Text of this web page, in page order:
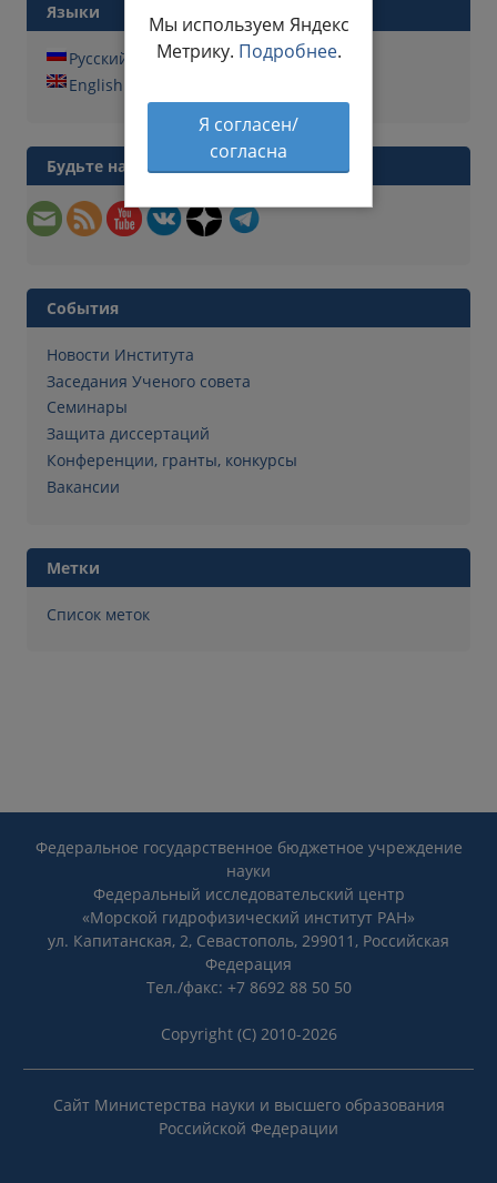
Языки
Русский
English
Будьте на связи
События
Новости Института
Заседания Ученого совета
Семинары
Защита диссертаций
Конференции, гранты, конкурсы
Вакансии
Метки
Список меток
Федеральное государственное бюджетное учреждение
науки
Федеральный исследовательский центр
«Морской гидрофизический институт РАН»
ул. Капитанская, 2, Севастополь, 299011, Российская
Федерация
Тел./факс: +7 8692 88 50 50
Copyright (C) 2010-2026
Сайт Министерства науки и высшего образования
Российской Федерации
Мы используем Яндекс
Метрику. Подробнее.
Я согласен/
согласна